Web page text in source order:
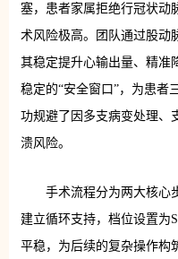
塞，患者家属拒绝行冠状动
术风险极高。团队通过股动
其稳定提升心输出量、精准
稳定的“安全窗口”，为患者
功规避了因多支病变处理、
溃风险。
手术流程分为两大核心
建立循环支持，档位设置为
平稳，为后续的复杂操作构